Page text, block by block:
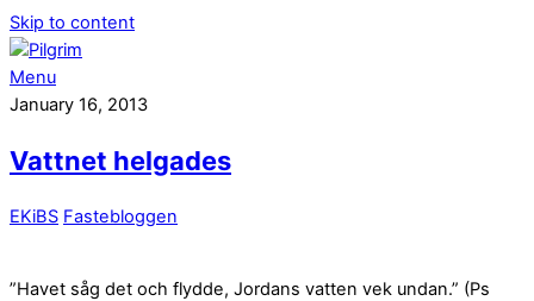
Skip to content
Menu
January 16, 2013
Vattnet helgades
EKiBS Fastebloggen
”Havet såg det och flydde, Jordans vatten vek undan.” (Ps